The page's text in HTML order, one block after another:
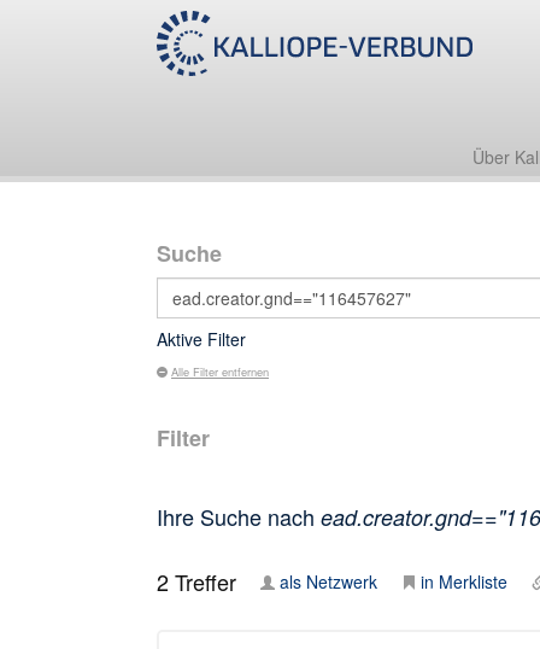
Über
Suche
Aktive Filter
Alle Filter entfernen
Filter
Ihre Suche nach
2Treffer als Netzwerk in Merkliste